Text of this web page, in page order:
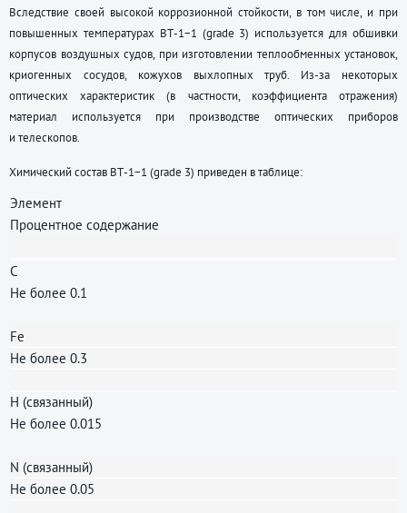
Вследствие своей высокой коррозионной стойкости, в том числе, и при
повышенных температурах ВТ-1−1 (grade 3) используется для обшивки
корпусов воздушных судов, при изготовлении теплообменных установок,
криогенных сосудов, кожухов выхлопных труб. Из-за некоторых
оптических характеристик (в частности, коэффициента отражения)
материал используется при производстве оптических приборов
и телескопов.
Химический состав ВТ-1−1 (grade 3) приведен в таблице:
Элемент
Процентное содержание
C
Не более 0.1
Fe
Не более 0.3
H (связанный)
Не более 0.015
N (связанный)
Не более 0.05